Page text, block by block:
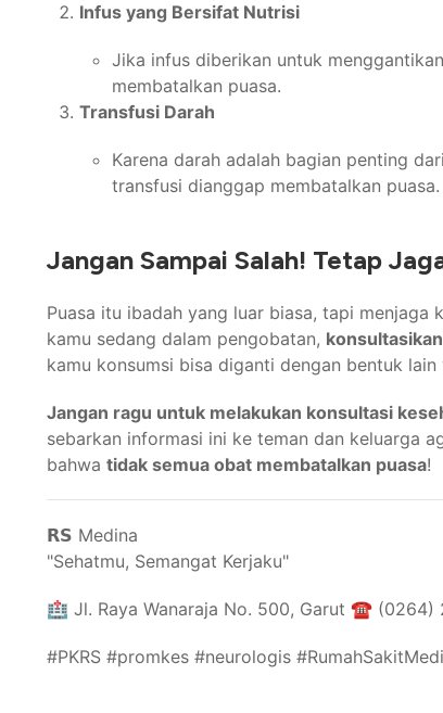
Infus yang Bersifat Nutrisi
Jika infus diberikan untuk
membatalkan puasa.
Transfusi Darah
Karena darah adalah bagian penting
transfusi dianggap membatalkan puasa.
Jangan Sampai Salah! Tetap
Puasa itu ibadah yang luar biasa, tapi menjaga
kamu sedang dalam pengobatan,
kamu konsumsi bisa diganti dengan bentuk
Jangan ragu untuk melakukan konsultasi
sebarkan informasi ini ke teman dan keluarga
bahwa tidak semua obat membatalkan puasa!
𝗥𝗦 Medina
"Sehatmu, Semangat Kerjaku"⁣⁣
🏥 Jl. Raya Wanaraja No. 500, Garut ☎️ (0264)
#PKRS #promkes #neurologis